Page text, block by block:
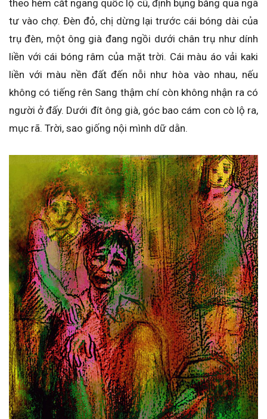
theo hẻm cắt ngang quốc lộ cũ, định bụng băng qua ngã
tư vào chợ. Đèn đỏ, chị dừng lại trước cái bóng dài của
trụ đèn, một ông già đang ngồi dưới chân trụ như dính
liền với cái bóng râm của mặt trời. Cái màu áo vải kaki
liền với màu nền đất đến nỗi như hòa vào nhau, nếu
không có tiếng rên Sang thậm chí còn không nhận ra có
người ở đấy. Dưới đít ông già, góc bao cám con cò lộ ra,
mục rã. Trời, sao giống nội mình dữ dằn.